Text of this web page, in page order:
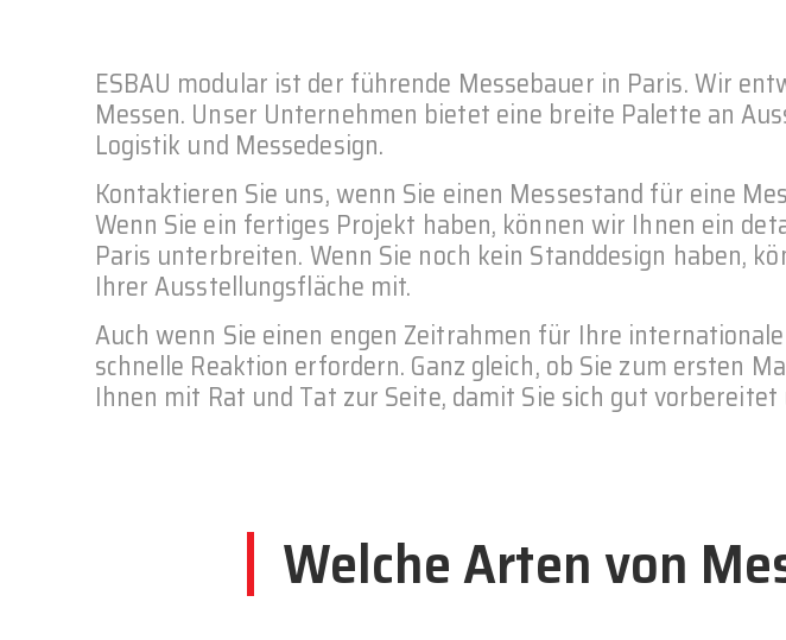
ESBAU modular ist der führende Messebauer in Paris. Wir
Messen. Unser Unternehmen bietet eine breite Palette an
Logistik und Messedesign.
Kontaktieren Sie uns, wenn Sie einen Messestand für eine
Wenn Sie ein fertiges Projekt haben, können wir Ihnen ein
Paris unterbreiten. Wenn Sie noch kein Standdesign haben,
Ihrer Ausstellungsfläche mit.
Auch wenn Sie einen engen Zeitrahmen für Ihre
schnelle Reaktion erfordern. Ganz gleich, ob Sie zum ersten
Ihnen mit Rat und Tat zur Seite, damit Sie sich gut
Welche Arten von